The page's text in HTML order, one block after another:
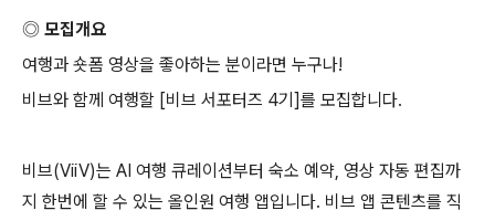
◎ 모집개요
여행과 숏폼 영상을 좋아하는 분이라면 누구나!
비브와 함께 여행할 [비브 서포터즈 4기 ]를 모집합니다.
비브(ViiV)는 AI 여행 큐레이션부터 숙소 예약, 영상 자동 편집까
지 한번에 할 수 있는 올인원 여행 앱입니다. 비브 앱 콘텐츠를 직